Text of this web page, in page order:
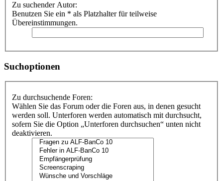
Zu suchender Autor:
Benutzen Sie ein * als Platzhalter für teilweise
Übereinstimmungen.
Suchoptionen
Zu durchsuchende Foren:
Wählen Sie das Forum oder die Foren aus, in denen gesucht
werden soll. Unterforen werden automatisch mit durchsucht,
sofern Sie die Option „Unterforen durchsuchen“ unten nicht
deaktivieren.